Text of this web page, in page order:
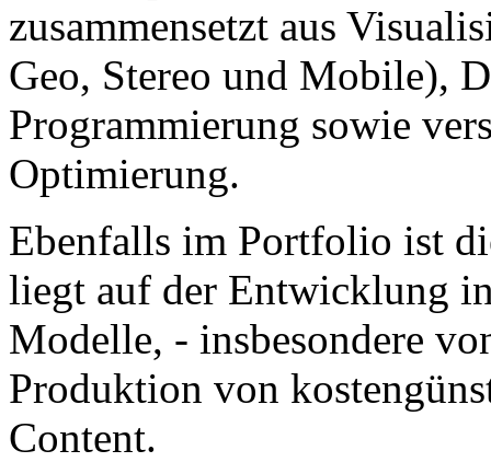
zusammensetzt aus
Geo, Stereo und Mobile),
Programmierung sowie
Optimierung.
Ebenfalls im Portfolio ist
liegt auf der Entwicklung
Modelle, - insbesondere
Produktion von
Content.